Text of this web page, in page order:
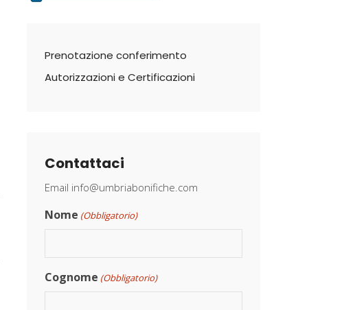
Prenotazione conferimento
Autorizzazioni e Certificazioni
Contattaci
Email info@umbriabonifiche.com
Nome (Obbligatorio)
Cognome (Obbligatorio)